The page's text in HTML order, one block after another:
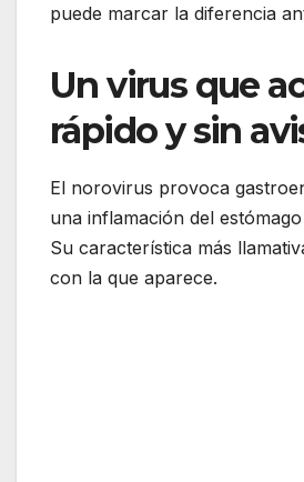
puede marcar la diferencia
Un virus que
rápido y sin
El norovirus provoca
una inflamación del
Su característica más
con la que aparece.